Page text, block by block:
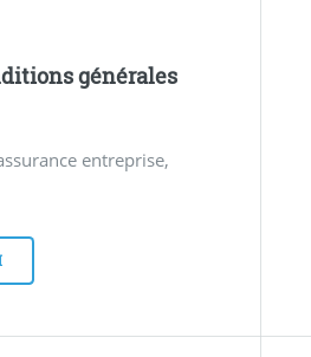
générales
entreprise,